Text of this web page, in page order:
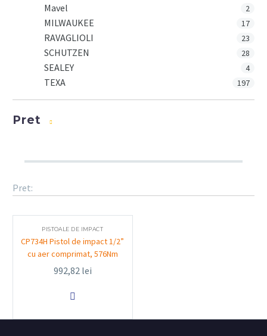
Mavel 2
MILWAUKEE 17
RAVAGLIOLI 23
SCHUTZEN 28
SEALEY 4
TEXA 197
Pret
Pret:
PISTOALE DE IMPACT
CP734H Pistol de impact 1/2”
cu aer comprimat, 576Nm
992,82 lei
